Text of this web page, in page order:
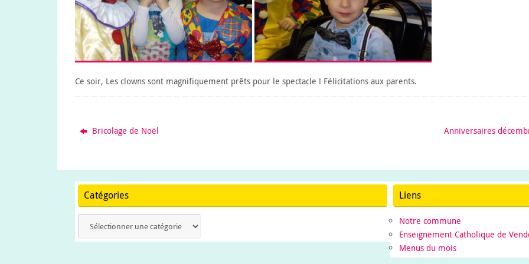
Ce soir, Les clowns sont magnifiquement prêts pour le spectacle ! Félicitations aux parents.
Bricolage de Noël Anniversaires
Catégories Liens
Notre commune
Enseignement Catholique de
Menus du mois